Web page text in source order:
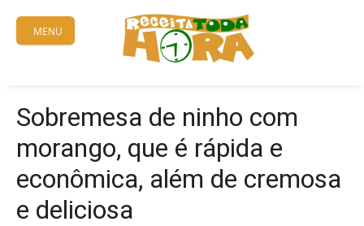
content
MENU
Sobremesa de ninho com
morango, que é rápida e
econômica, além de cremosa
e deliciosa